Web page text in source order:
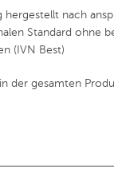
hergestellt nach
Standard ohne
(IVN Best)
der gesamten